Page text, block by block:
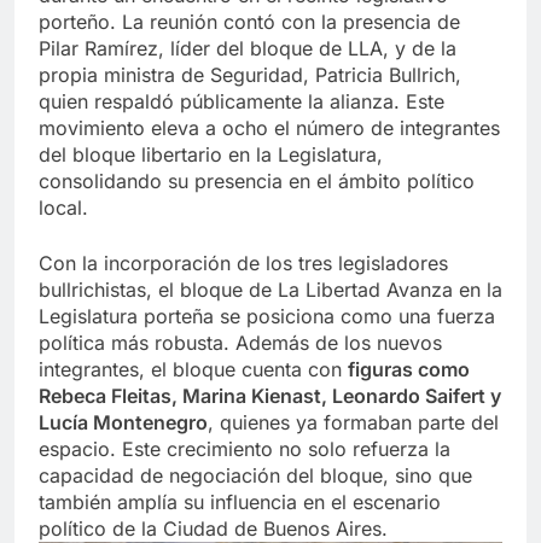
porteño. La reunión contó con la presencia de
Pilar Ramírez, líder del bloque de LLA, y de la
propia ministra de Seguridad, Patricia Bullrich,
quien respaldó públicamente la alianza. Este
movimiento eleva a ocho el número de integrantes
del bloque libertario en la Legislatura,
consolidando su presencia en el ámbito político
local.
Con la incorporación de los tres legisladores
bullrichistas, el bloque de La Libertad Avanza en la
Legislatura porteña se posiciona como una fuerza
política más robusta. Además de los nuevos
integrantes, el bloque cuenta con figuras como
Rebeca Fleitas, Marina Kienast, Leonardo Saifert y
Lucía Montenegro, quienes ya formaban parte del
espacio. Este crecimiento no solo refuerza la
capacidad de negociación del bloque, sino que
también amplía su influencia en el escenario
político de la Ciudad de Buenos Aires.